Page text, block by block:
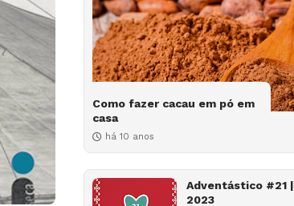
Como fazer cacau em pó em
casa
há 10 anos
Adventástico #21 |
2023